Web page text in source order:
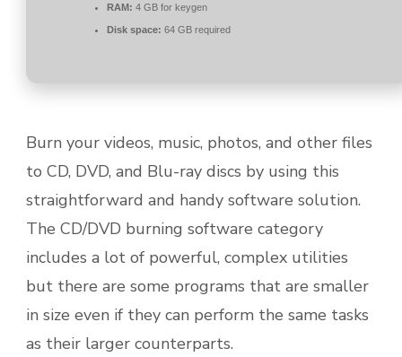
RAM: 4 GB for keygen
Disk space: 64 GB required
Burn your videos, music, photos, and other files
to CD, DVD, and Blu-ray discs by using this
straightforward and handy software solution.
The CD/DVD burning software category
includes a lot of powerful, complex utilities
but there are some programs that are smaller
in size even if they can perform the same tasks
as their larger counterparts.